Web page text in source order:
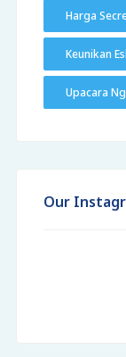
Harga
Keunikan
Upacara
Our